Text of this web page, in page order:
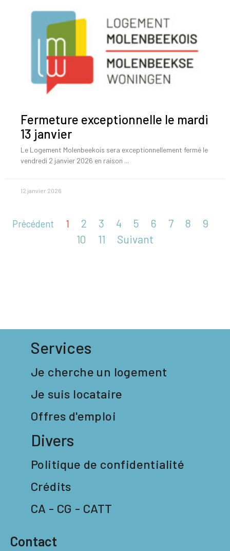
Fermeture exceptionnelle le mardi
13 janvier
Le Logement Molenbeekois sera exceptionnellement fermé le
vendredi 2 janvier 2026 en raison
12 janvier 2026
Précédent 1 2 3 4 5 6 7 8
9
10
11 Suivant
Services
Je cherche un logement
Je suis locataire
Offres d'emploi
Divers
Politique de confidentialité
Crédits
CA - CG - CATT
Contact